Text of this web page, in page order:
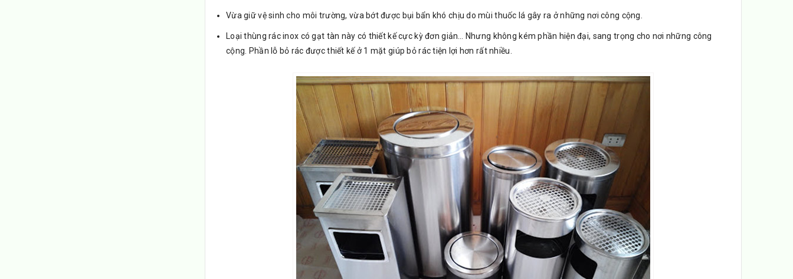
Vừa giữ vệ sinh cho môi trường, vừa bớt được bụi bẩn khó chịu do mùi thuốc lá gây ra ở những nơi công cộng.
Loại thùng rác inox có gạt tàn này có thiết kế cực kỳ đơn giản… Nhưng không kém phần hiện đại, sang trọng cho nơi những công
cộng. Phần lỗ bỏ rác được thiết kế ở 1 mặt giúp bỏ rác tiện lợi hơn rất nhiều.